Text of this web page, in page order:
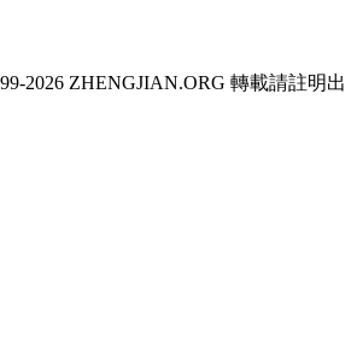
2026 ZHENGJIAN.ORG 轉載請註明出